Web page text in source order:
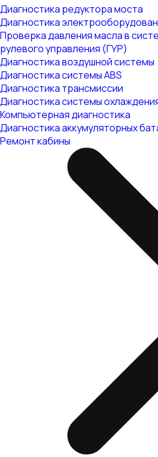
Диагностика редуктора моста
Диагностика
Проверка давления масла в
рулевого управления (ГУР)
Диагностика воздушной системы
Диагностика системы ABS
Диагностика трансмиссии
Диагностика системы
Компьютерная диагностика
Диагностика аккумуляторных
Ремонт кабины